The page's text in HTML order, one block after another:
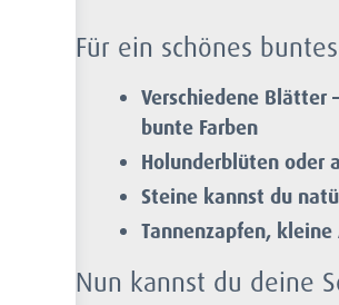
Für ein schönes
Verschiedene
bunte Farben
Holunderblüten oder
Steine kannst du
Tannenzapfen,
Nun kannst du deine